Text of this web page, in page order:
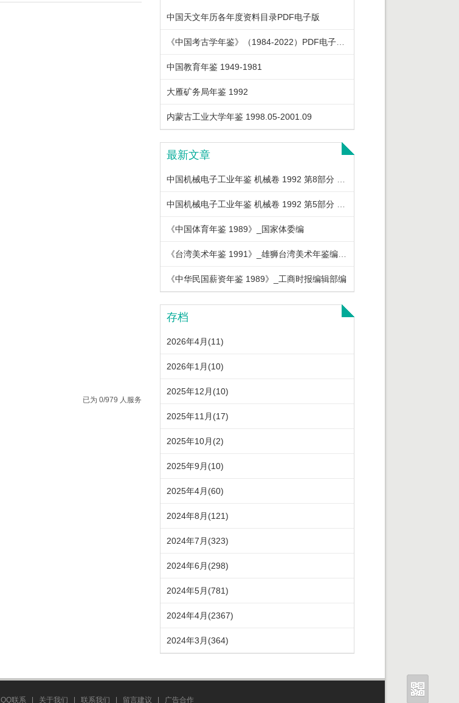
已为 0/979 人服务
中国天文年历各年度资料目录PDF电子版
《中国考古学年鉴》（1984-2022）PDF电子版下载
中国教育年鉴 1949-1981
大雁矿务局年鉴 1992
内蒙古工业大学年鉴 1998.05-2001.09
最新文章
中国机械电子工业年鉴 机械卷 1992 第8部分 机械工业重要经济政策法规
中国机械电子工业年鉴 机械卷 1992 第5部分 机械工业优质产品及节能产品
《中国体育年鉴 1989》_国家体委编
《台湾美术年鉴 1991》_雄狮台湾美术年鉴编辑委员会编著
《中华民国薪资年鉴 1989》_工商时报编辑部编
存档
2026年4月(11)
2026年1月(10)
2025年12月(10)
2025年11月(17)
2025年10月(2)
2025年9月(10)
2025年4月(60)
2024年8月(121)
2024年7月(323)
2024年6月(298)
2024年5月(781)
2024年4月(2367)
2024年3月(364)
QQ联系 关于我们 联系我们 留言建议 广告合作